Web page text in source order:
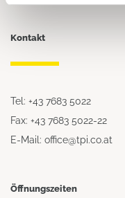
Kontakt
Tel: +43 7683 5022
Fax: +43 7683 5022-22
E-Mail: office@tpi.co.at
Öffnungszeiten